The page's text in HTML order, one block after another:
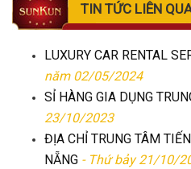
TIN TỨC LIÊN
LUXURY CAR RENTAL
năm 02/05/2024
SỈ HÀNG GIA DỤNG
23/10/2023
ĐỊA CHỈ TRUNG TÂM
NẴNG - Thứ bảy 21/10/